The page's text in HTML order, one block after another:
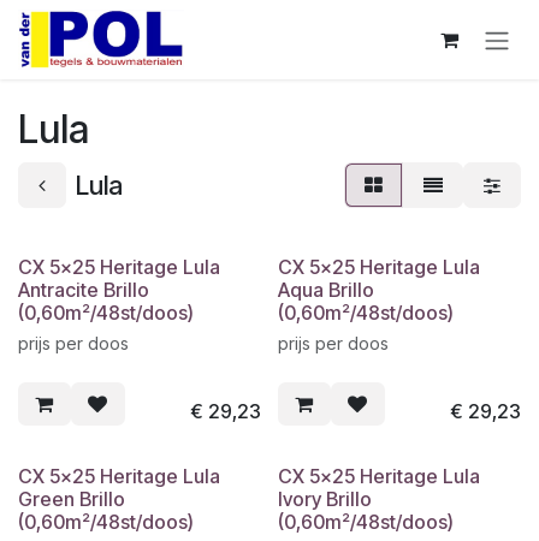
Overslaan naar inhoud
Lula
Lula
CX 5x25 Heritage Lula
Antracite Brillo
(0,60m²/48st/doos)
prijs per doos
€ 29,23
CX 5x25 Heritage Lula
Aqua Brillo
(0,60m²/48st/doos)
prijs per doos
€ 29,23
CX 5x25 Heritage Lula
Green Brillo
(0,60m²/48st/doos)
CX 5x25 Heritage Lula
Ivory Brillo
(0,60m²/48st/doos)